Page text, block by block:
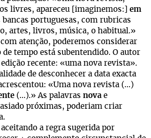
livres, apareceu [imaginemos:] em
bancas portuguesas, com rubricas
artes, livros, música, o habitual.»
com atenção, poderemos considerar
tempo está subentendido. O autor
recente: «uma nova revista».
de desconhecer a data exacta
«Uma nova revista (...)
(...).» As palavras nova e
próximas, poderiam criar
a regra sugerida por